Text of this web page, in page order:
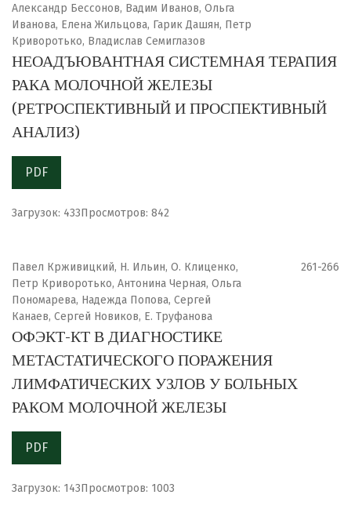
Александр Бессонов, Вадим Иванов, Ольга
Иванова, Елена Жильцова, Гарик Дашян, Петр
Криворотько, Владислав Семиглазов
НЕОАДЪЮВАНТНАЯ СИСТЕМНАЯ ТЕРАПИЯ
РАКА МОЛОЧНОЙ ЖЕЛЕЗЫ
(РЕТРОСПЕКТИВНЫЙ И ПРОСПЕКТИВНЫЙ
АНАЛИЗ)
PDF
Загрузок: 433Просмотров: 842
Павел Крживицкий, Н. Ильин, О. Клиценко,
Петр Криворотько, Антонина Черная, Ольга
Пономарева, Надежда Попова, Сергей
Канаев, Сергей Новиков, Е. Труфанова
261-266
ОФЭКТ-КТ В ДИАГНОСТИКЕ
МЕТАСТАТИЧЕСКОГО ПОРАЖЕНИЯ
ЛИМФАТИЧЕСКИХ УЗЛОВ У БОЛЬНЫХ
РАКОМ МОЛОЧНОЙ ЖЕЛЕЗЫ
PDF
Загрузок: 143Просмотров: 1003